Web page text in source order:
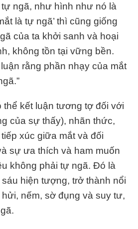
ngã, như hình như nó là
là tự ngã’ thì cũng giống
của ta khởi sanh và hoại
không tồn tại vững bền.
rằng phần nhạy của mắt
thể kết luận tương tợ đối với
của sự thấy), nhãn thức,
xúc giữa mắt và đối
sự ưa thích và ham muốn
không phải tự ngã. Ðó là
hiện tượng, trở thành nổi
nếm, sờ đụng và suy tư,